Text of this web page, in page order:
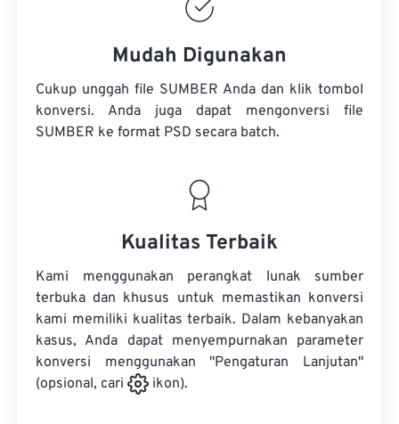
Mudah Digunakan
Cukup unggah file SUMBER Anda dan klik tombol
konversi. Anda juga dapat mengonversi file
SUMBER ke format PSD secara batch.
Kualitas Terbaik
Kami menggunakan perangkat lunak sumber
terbuka dan khusus untuk memastikan konversi
kami memiliki kualitas terbaik. Dalam kebanyakan
kasus, Anda dapat menyempurnakan parameter
konversi menggunakan "Pengaturan Lanjutan"
(opsional, cari
ikon).